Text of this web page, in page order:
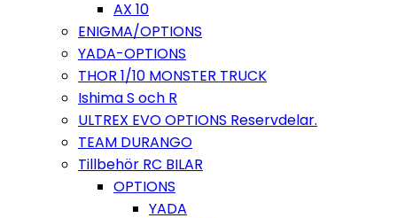
AX 10
ENIGMA/OPTIONS
YADA-OPTIONS
THOR 1/10 MONSTER TRUCK
Ishima S och R
ULTREX EVO OPTIONS Reservdelar.
TEAM DURANGO
Tillbehör RC BILAR
OPTIONS
YADA